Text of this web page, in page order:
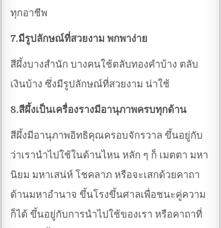
ทุกอาชีพ
7.มีรูปลักษณ์ที่สวยงาม พกพาง่าย
สีผึ้งบางสำนัก บางคนใช้ตลับทองคำบ้าง ตลับ
เงินบ้าง ซึ่งมีรูปลักษณ์ที่สวยงาม น่าใช้
8.สีผึ้งเป็นเครื่องรางมีอานุภาพครบทุกด้าน
สีผึ้งมีอานุภาพอิทธิคุณครอบจักรวาล ขึ้นอยู่กับ
ว่าเรานำไปใช้ในด้านไหน หลัก ๆ ก็ เมตตา มหา
นิยม มหาเสน่ห์ โชคลาภ หรือจะเสกด้วยคาถา
ด้านมหาอำนาจ ขึ้นโรงขึ้นศาลเพื่อชนะคู่ความ
ก็ได้ ขึ้นอยู่กับการนำไปใช้ของเรา หรือคาถาที่